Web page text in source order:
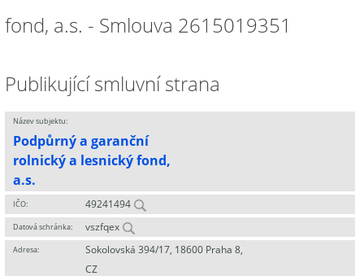
fond, a.s. - Smlouva 2615019351
Publikující smluvní strana
Název subjektu:
Podpůrný a garanční
rolnický a lesnický fond,
a.s.
IČO: 49241494
Datová schránka: vszfqex
Adresa:
Sokolovská 394/17, 18600 Praha 8,
CZ